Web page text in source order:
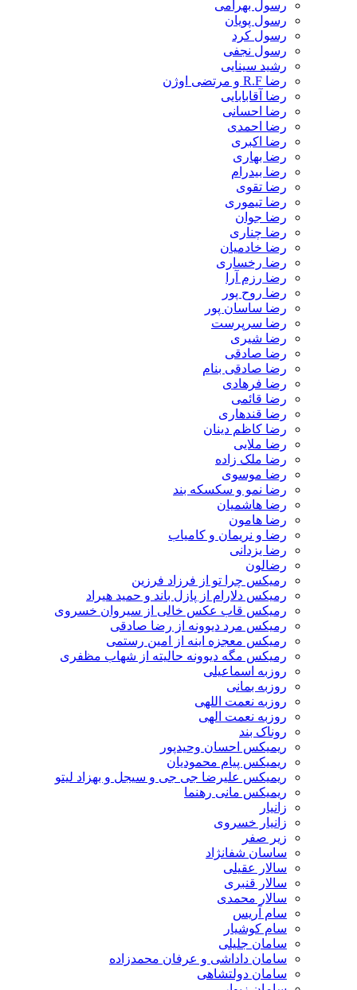
رسول بهرامی
رسول پویان
رسول کرد
رسول نجفی
رشید سینایی
رضا R.F و مرتضی اوژن
رضا آقابابایی
رضا احسانی
رضا احمدی
رضا اکبری
رضا بهاری
رضا بیدرام
رضا تقوی
رضا تیموری
رضا جوان
رضا چناری
رضا خادمیان
رضا رخساری
رضا رزم آرا
رضا روح پور
رضا ساسان پور
رضا سرپرست
رضا شیری
رضا صادقی
رضا صادقی بنام
رضا فرهادی
رضا قائمی
رضا قندهاری
رضا کاظم دینان
رضا ملایی
رضا ملک زاده
رضا موسوی
رضا نمو و سکسکه بند
رضا هاشمیان
رضا هامون
رضا و نریمان و کامیاب
رضا یزدانی
رضالون
رمیکس چرا تو از فرزاد فرزین
رمیکس دلارام از پازل باند و حمید هیراد
رمیکس قاب عکس خالی از سیروان خسروی
رمیکس مرد دیوونه از رضا صادقی
رمیکس معجزه اینه از امین رستمی
رمیکس مگه دیوونه حالیته از شهاب مظفری
روزبه اسماعیلی
روزبه بمانی
روزبه نعمت اللهی
روزبه نعمت الهی
روناک بند
ریمیکس احسان وحیدپور
ریمیکس پیام محمودیان
ریمیکس علیرضا جی جی و سیجل و بهزاد لیتو
ریمیکس مانی رهنما
زانیار
زانیار خسروی
زیر صفر
ساسان شفانژاد
سالار عقیلی
سالار قنبری
سالار محمدی
سام آریس
سام کوشیار
سامان جلیلی
سامان داداشی و عرفان محمدزاده
سامان دولتشاهی